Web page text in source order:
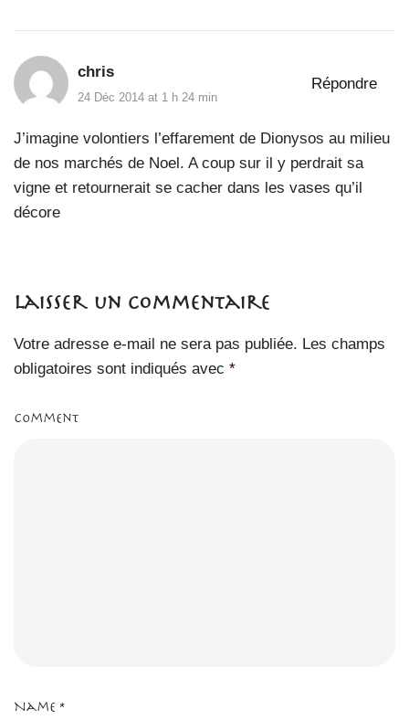
chris
24 Déc 2014 at 1 h 24 min
Répondre
J’imagine volontiers l’effarement de Dionysos au milieu
de nos marchés de Noel. A coup sur il y perdrait sa
vigne et retournerait se cacher dans les vases qu’il
décore
Laisser un commentaire
Votre adresse e-mail ne sera pas publiée. Les champs
obligatoires sont indiqués avec *
Comment
Name *